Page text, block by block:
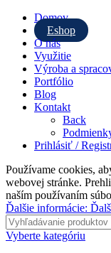
Domov
Eshop
O nás
Využitie
Výroba a
Portfólio
Blog
Kontakt
Back
Prihlásiť /
Používame cookies,
webovej stránke.
naším používaním
Ďalšie informácie:
Vyberte kategóriu